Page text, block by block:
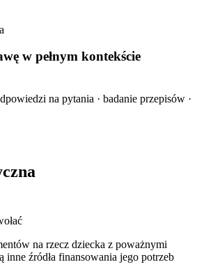
w pełnym kontekście
na pytania · badanie przepisów ·
na rzecz dziecka z poważnymi
inne źródła finansowania jego potrzeb